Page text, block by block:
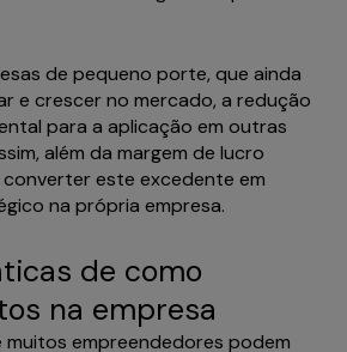
de pequeno porte, que ainda
e crescer no mercado, a redução
para a aplicação em outras
além da margem de lucro
este excedente em
na própria empresa.
de como
na empresa
empreendedores podem